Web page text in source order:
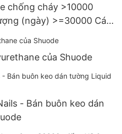
chống cháy >10000
(ngày) >=30000 Cái
của Shuode
- Bán buôn keo dán